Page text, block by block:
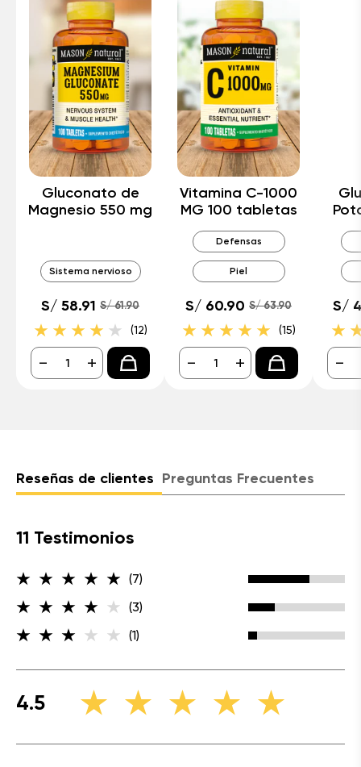
Gluconato de
Magnesio 550 mg
Sistema nervioso
S/ 58.91 S/ 61.90
(12)
- +
Vitamina C-1000
MG 100 tabletas
Defensas
Piel
S/ 60.90 S/ 63.90
(15)
- +
S/
-
Reseñas de clientes Preguntas Frecuentes
11 Testimonios
(7)
(3)
(1)
4.5